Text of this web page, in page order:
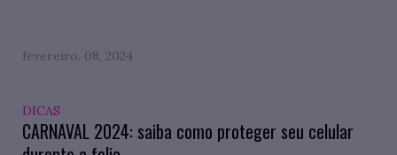
fevereiro. 08, 2024
DICAS
CARNAVAL 2024: saiba como proteger seu celular